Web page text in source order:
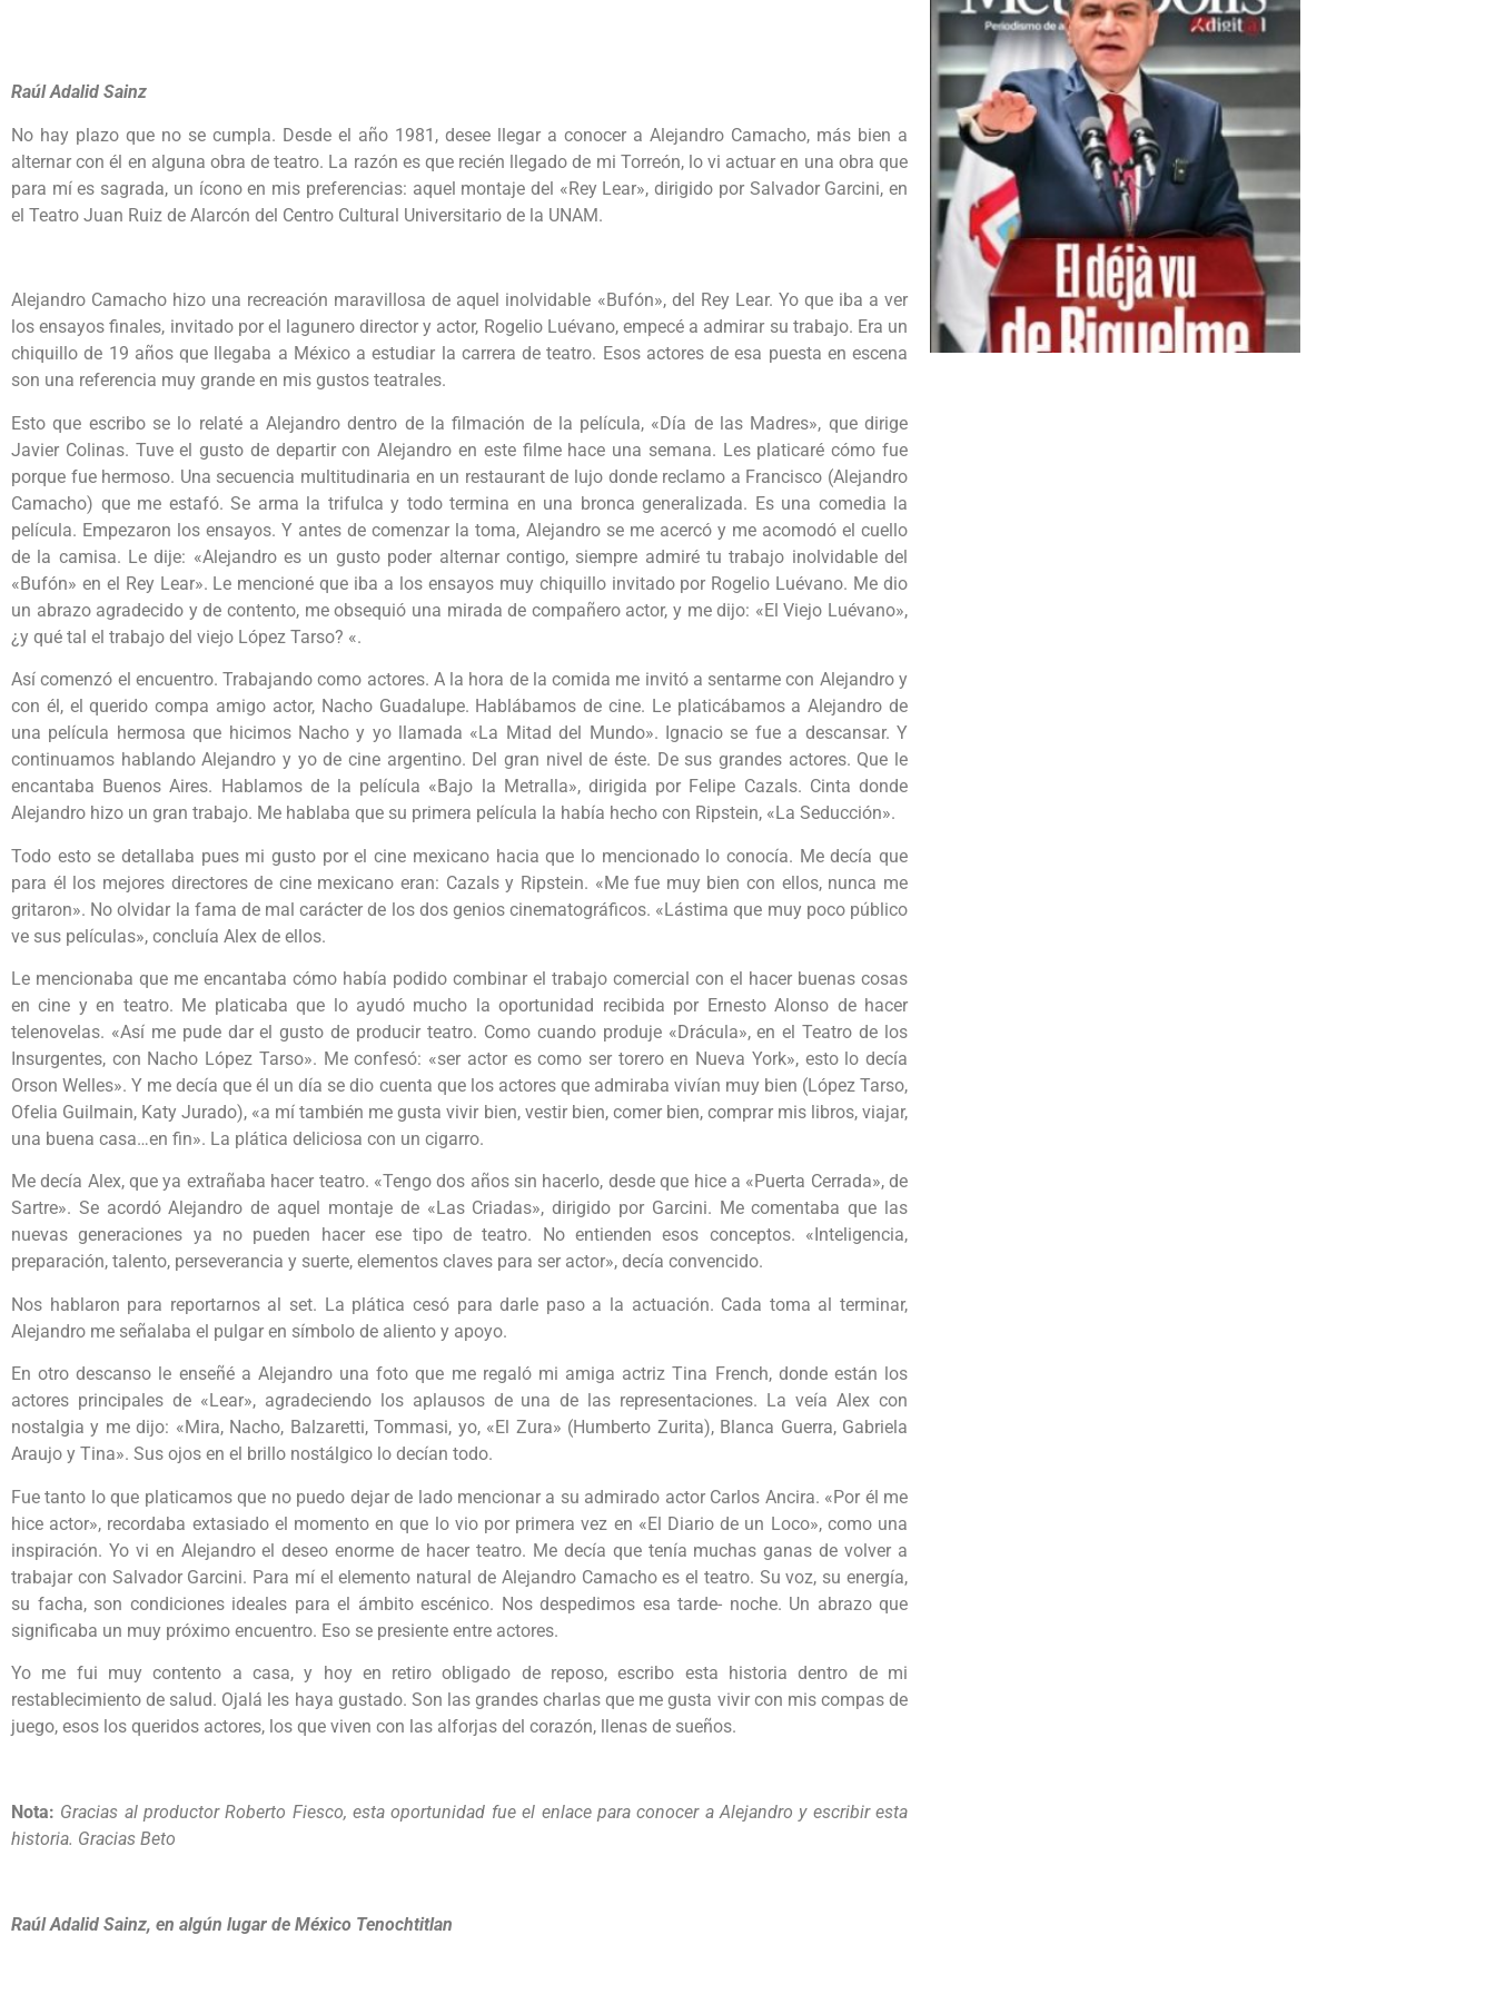
Raúl Adalid Sainz
No hay plazo que no se cumpla. Desde el año 1981, desee llegar a conocer a Alejandro Camacho, más bien a
alternar con él en alguna obra de teatro. La razón es que recién llegado de mi Torreón, lo vi actuar en una obra que
para mí es sagrada, un ícono en mis preferencias: aquel montaje del «Rey Lear», dirigido por Salvador Garcini, en
el Teatro Juan Ruiz de Alarcón del Centro Cultural Universitario de la UNAM.
Alejandro Camacho hizo una recreación maravillosa de aquel inolvidable «Bufón», del Rey Lear. Yo que iba a ver
los ensayos finales, invitado por el lagunero director y actor, Rogelio Luévano, empecé a admirar su trabajo. Era un
chiquillo de 19 años que llegaba a México a estudiar la carrera de teatro. Esos actores de esa puesta en escena
son una referencia muy grande en mis gustos teatrales.
Esto que escribo se lo relaté a Alejandro dentro de la filmación de la película, «Día de las Madres», que dirige
Javier Colinas. Tuve el gusto de departir con Alejandro en este filme hace una semana. Les platicaré cómo fue
porque fue hermoso. Una secuencia multitudinaria en un restaurant de lujo donde reclamo a Francisco (Alejandro
Camacho) que me estafó. Se arma la trifulca y todo termina en una bronca generalizada. Es una comedia la
película. Empezaron los ensayos. Y antes de comenzar la toma, Alejandro se me acercó y me acomodó el cuello
de la camisa. Le dije: «Alejandro es un gusto poder alternar contigo, siempre admiré tu trabajo inolvidable del
«Bufón» en el Rey Lear». Le mencioné que iba a los ensayos muy chiquillo invitado por Rogelio Luévano. Me dio
un abrazo agradecido y de contento, me obsequió una mirada de compañero actor, y me dijo: «El Viejo Luévano»,
¿y qué tal el trabajo del viejo López Tarso? «.
Así comenzó el encuentro. Trabajando como actores. A la hora de la comida me invitó a sentarme con Alejandro y
con él, el querido compa amigo actor, Nacho Guadalupe. Hablábamos de cine. Le platicábamos a Alejandro de
una película hermosa que hicimos Nacho y yo llamada «La Mitad del Mundo». Ignacio se fue a descansar. Y
continuamos hablando Alejandro y yo de cine argentino. Del gran nivel de éste. De sus grandes actores. Que le
encantaba Buenos Aires. Hablamos de la película «Bajo la Metralla», dirigida por Felipe Cazals. Cinta donde
Alejandro hizo un gran trabajo. Me hablaba que su primera película la había hecho con Ripstein, «La Seducción».
Todo esto se detallaba pues mi gusto por el cine mexicano hacia que lo mencionado lo conocía. Me decía que
para él los mejores directores de cine mexicano eran: Cazals y Ripstein. «Me fue muy bien con ellos, nunca me
gritaron». No olvidar la fama de mal carácter de los dos genios cinematográficos. «Lástima que muy poco público
ve sus películas», concluía Alex de ellos.
Le mencionaba que me encantaba cómo había podido combinar el trabajo comercial con el hacer buenas cosas
en cine y en teatro. Me platicaba que lo ayudó mucho la oportunidad recibida por Ernesto Alonso de hacer
telenovelas. «Así me pude dar el gusto de producir teatro. Como cuando produje «Drácula», en el Teatro de los
Insurgentes, con Nacho López Tarso». Me confesó: «ser actor es como ser torero en Nueva York», esto lo decía
Orson Welles». Y me decía que él un día se dio cuenta que los actores que admiraba vivían muy bien (López Tarso,
Ofelia Guilmain, Katy Jurado), «a mí también me gusta vivir bien, vestir bien, comer bien, comprar mis libros, viajar,
una buena casa…en fin». La plática deliciosa con un cigarro.
Me decía Alex, que ya extrañaba hacer teatro. «Tengo dos años sin hacerlo, desde que hice a «Puerta Cerrada», de
Sartre». Se acordó Alejandro de aquel montaje de «Las Criadas», dirigido por Garcini. Me comentaba que las
nuevas generaciones ya no pueden hacer ese tipo de teatro. No entienden esos conceptos. «Inteligencia,
preparación, talento, perseverancia y suerte, elementos claves para ser actor», decía convencido.
Nos hablaron para reportarnos al set. La plática cesó para darle paso a la actuación. Cada toma al terminar,
Alejandro me señalaba el pulgar en símbolo de aliento y apoyo.
En otro descanso le enseñé a Alejandro una foto que me regaló mi amiga actriz Tina French, donde están los
actores principales de «Lear», agradeciendo los aplausos de una de las representaciones. La veía Alex con
nostalgia y me dijo: «Mira, Nacho, Balzaretti, Tommasi, yo, «El Zura» (Humberto Zurita), Blanca Guerra, Gabriela
Araujo y Tina». Sus ojos en el brillo nostálgico lo decían todo.
Fue tanto lo que platicamos que no puedo dejar de lado mencionar a su admirado actor Carlos Ancira. «Por él me
hice actor», recordaba extasiado el momento en que lo vio por primera vez en «El Diario de un Loco», como una
inspiración. Yo vi en Alejandro el deseo enorme de hacer teatro. Me decía que tenía muchas ganas de volver a
trabajar con Salvador Garcini. Para mí el elemento natural de Alejandro Camacho es el teatro. Su voz, su energía,
su facha, son condiciones ideales para el ámbito escénico. Nos despedimos esa tarde- noche. Un abrazo que
significaba un muy próximo encuentro. Eso se presiente entre actores.
Yo me fui muy contento a casa, y hoy en retiro obligado de reposo, escribo esta historia dentro de mi
restablecimiento de salud. Ojalá les haya gustado. Son las grandes charlas que me gusta vivir con mis compas de
juego, esos los queridos actores, los que viven con las alforjas del corazón, llenas de sueños.
Nota: Gracias al productor Roberto Fiesco, esta oportunidad fue el enlace para conocer a Alejandro y escribir esta
historia. Gracias Beto
Raúl Adalid Sainz, en algún lugar de México Tenochtitlan